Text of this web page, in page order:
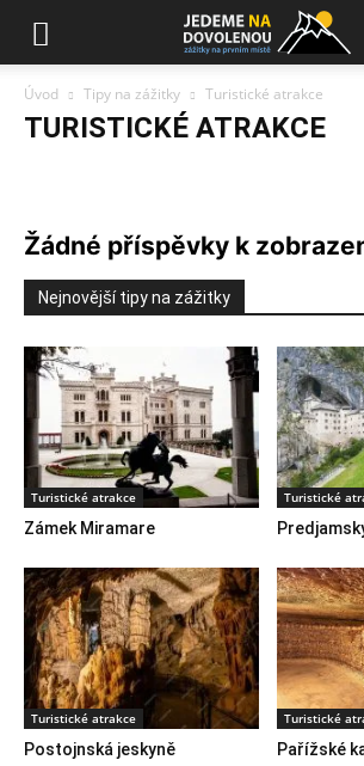
Úvod Tipy na zážitky Turistické atrakce
TURISTICKÉ ATRAKCE
Žádné příspěvky k
Nejnovější tipy na zážitky
Turistické atrakce
Zámek Miramare
Turistické
Turistické atrakce
Postojnská jeskyně
Turistické
Pařížské